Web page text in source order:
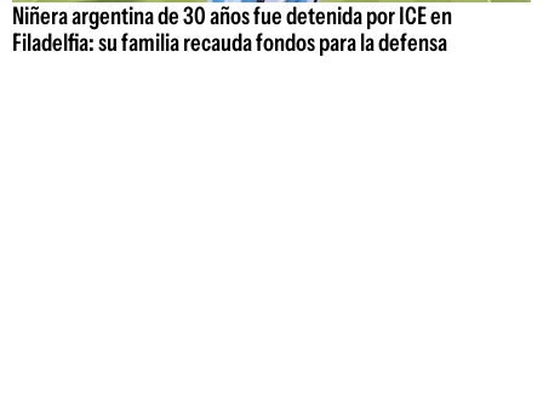
Niñera argentina de 30 años fue detenida por ICE en
Filadelfia: su familia recauda fondos para la defensa